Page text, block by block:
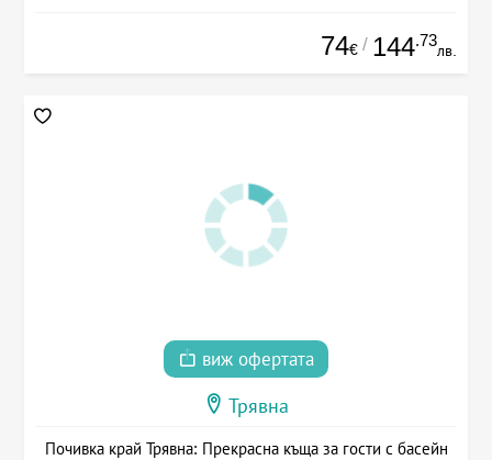
74€ / 144.73
лв.
виж офертата
Трявна
Почивка край Трявна: Прекрасна къща за гости с басейн